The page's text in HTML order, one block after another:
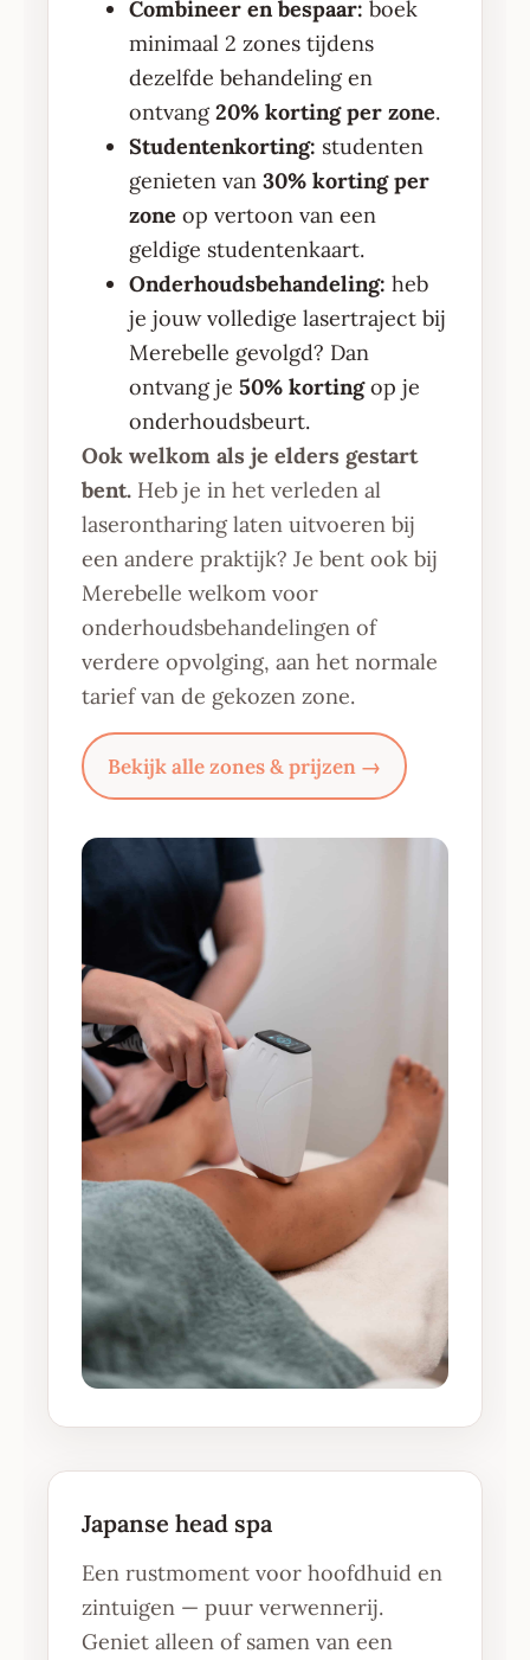
Combineer en bespaar: boek
minimaal 2 zones tijdens
dezelfde behandeling en
ontvang20% korting per zone.
Studentenkorting: studenten
genieten van 30% korting per
zone op vertoon van een
geldige studentenkaart.
Onderhoudsbehandeling: heb
je jouw volledige lasertraject bij
Merebelle gevolgd? Dan
ontvang je 50% kortingop je
onderhoudsbeurt.
Ook welkom als je elders gestart
bent. Heb je in het verleden al
laserontharing laten uitvoeren bij
een andere praktijk? Je bent ook bij
Merebelle welkom voor
onderhoudsbehandelingen of
verdere opvolging, aan het normale
tarief van de gekozen zone.
Bekijk alle zones & prijzen →
Japanse head spa
Een rustmoment voor hoofdhuid en
zintuigen — puur verwennerij.
Geniet alleen of samen van een